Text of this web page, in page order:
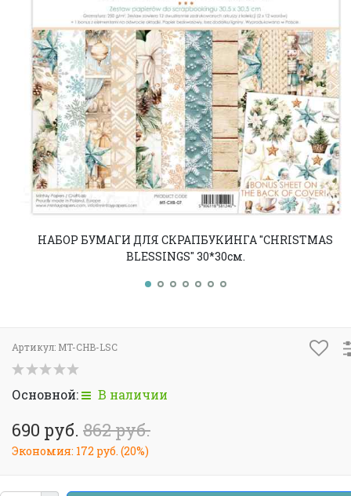
НАБОР БУМАГИ ДЛЯ СКРАПБУКИНГА "CHRISTMAS
BLESSINGS" 30*30см.
Артикул: MT-CHB-LSC
Основной: В наличии
690 руб. 862 руб.
Экономия: 172 руб. (20%)